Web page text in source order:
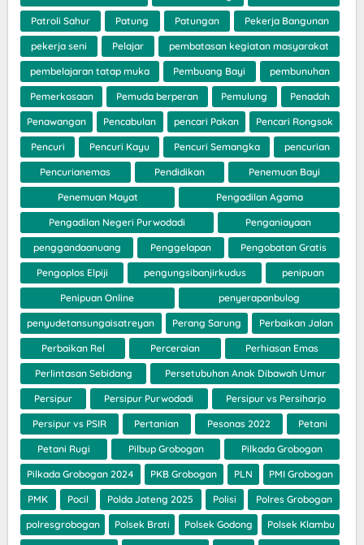
Patroli Sahur Patung Patungan Pekerja Bangunan
pekerja seni Pelajar pembatasan kegiatan masyarakat
pembelajaran tatap muka Pembuang Bayi pembunuhan
Pemerkosaan Pemuda berperan Pemulung Penadah
Penawangan Pencabulan pencari Pakan Pencari Rongsok
Pencuri Pencuri Kayu Pencuri Semangka pencurian
Pencurianemas Pendidikan Penemuan Bayi
Penemuan Mayat Pengadilan Agama
Pengadilan Negeri Purwodadi Penganiayaan
penggandaanuang Penggelapan Pengobatan Gratis
Pengoplos Elpiji pengungsibanjirkudus penipuan
Penipuan Online penyerapanbulog
penyudetansungaisatreyan Perang Sarung Perbaikan Jalan
Perbaikan Rel Perceraian Perhiasan Emas
Perlintasan Sebidang Persetubuhan Anak Dibawah Umur
Persipur Persipur Purwodadi Persipur vs Persiharjo
Persipur vs PSIR Pertanian Pesonas 2022 Petani
Petani Rugi Pilbup Grobogan Pilkada Grobogan
Pilkada Grobogan 2024 PKB Grobogan PLN PMI Grobogan
PMK Pocil Polda Jateng 2025 Polisi Polres Grobogan
polresgrobogan Polsek Brati Polsek Godong Polsek Klambu